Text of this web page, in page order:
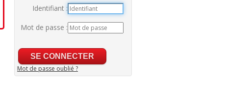
Identifiant :
Mot de passe :
Mot de passe oublié ?